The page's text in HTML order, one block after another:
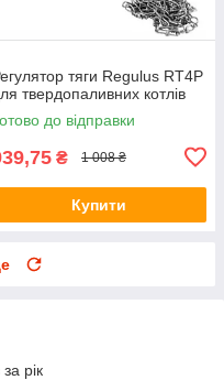
тяги Regulus RT4P
твердопаливних котлів
до відправки
₴ 1 008 ₴
Купити
рік